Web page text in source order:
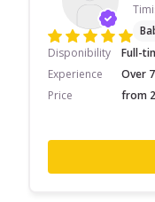
Disponibility
Full-
Experience
Over
Price
from